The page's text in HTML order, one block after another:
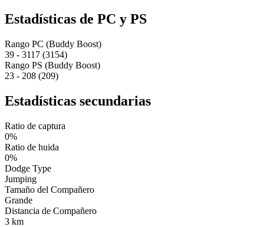
Estadísticas de PC y PS
Rango PC (Buddy Boost)
39 - 3117 (3154)
Rango PS (Buddy Boost)
23 - 208 (209)
Estadísticas secundarias
Ratio de captura
0%
Ratio de huida
0%
Dodge Type
Jumping
Tamaño del Compañero
Grande
Distancia de Compañero
3 km